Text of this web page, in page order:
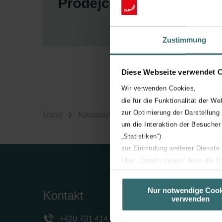
Zustimmung
Diese Webseite verwendet
Wir verwenden Cookies,
die für die Funktionalität der
zur Optimierung der Darstellung
um die Interaktion der
„Statistiken“)
zur Einbindung weiterer
Über „Details zeigen“ bzw. die
unserer Website verwenden,
basierend auf Ihren Interessen
Datenschutzerklärung
Nur notwendige
verwenden
Prodejci v ČR
Prodejní síť
Kontakt
+420 731 414 443